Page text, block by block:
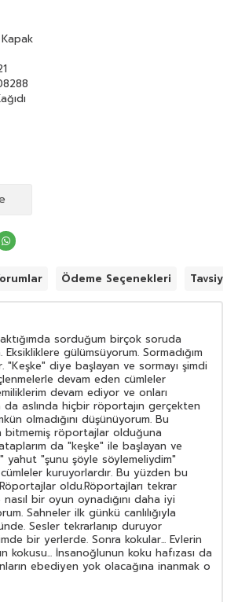
Ödeme Seçenekleri
sorduğum birçok soruda
gülümsüyorum. Sormadığım
diye başlayan ve sormayı şimdi
devam eden cümleler
devam ediyor ve onları
da aslında hiçbir röportajın gerçekten
olmadığını düşünüyorum. Bu
bitmemiş röportajlar olduğuna
da "keşke" ile başlayan ve
yahut "şunu şöyle söylemeliydim"
kuruyorlardır. Bu yüzden bu
oldu.Röportajları tekrar
bir oyun oynadığını daha iyi
Sahneler ilk günkü canlılığıyla
Sesler tekrarlanıp duruyor
bir yerlerde. Sonra kokular... Evlerin
kokusu... İnsanoğlunun koku hafızası da
ebediyen yok olacağına inanmak o